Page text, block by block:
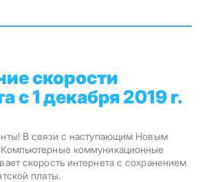
скорости
с 1 декабря 2019 г.
В связи с наступающим Новым
коммуникационные
скорость интернета с сохранением
платы.